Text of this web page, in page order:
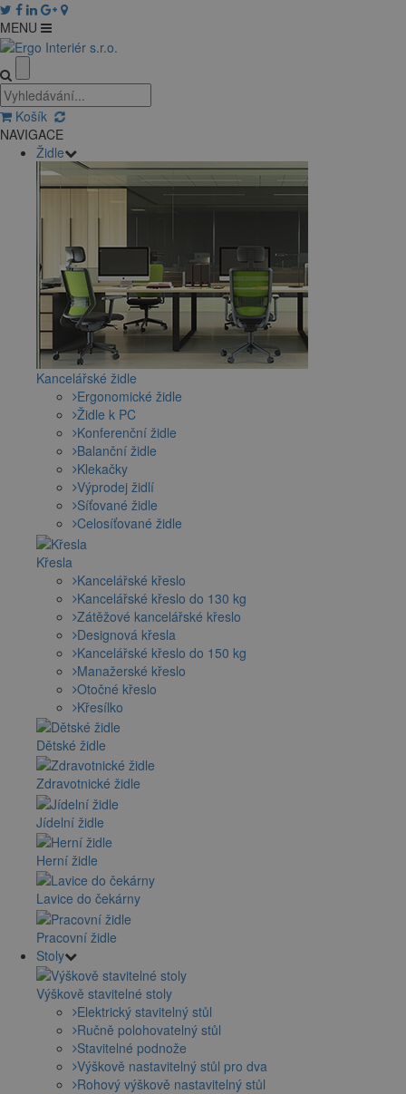
MENU
Košík
NAVIGACE
Židle
Kancelářské židle
Ergonomické židle
Židle k PC
Konferenční židle
Balanční židle
Klekačky
Výprodej židlí
Síťované židle
Celosíťované židle
Křesla
Kancelářské křeslo
Kancelářské křeslo do 130 kg
Zátěžové kancelářské křeslo
Designová křesla
Kancelářské křeslo do 150 kg
Manažerské křeslo
Otočné křeslo
Křesílko
Dětské židle
Zdravotnické židle
Jídelní židle
Herní židle
Lavice do čekárny
Pracovní židle
Stoly
Výškově stavitelné stoly
Elektrický stavitelný stůl
Ručně polohovatelný stůl
Stavitelné podnože
Výškově nastavitelný stůl pro dva
Rohový výškově nastavitelný stůl